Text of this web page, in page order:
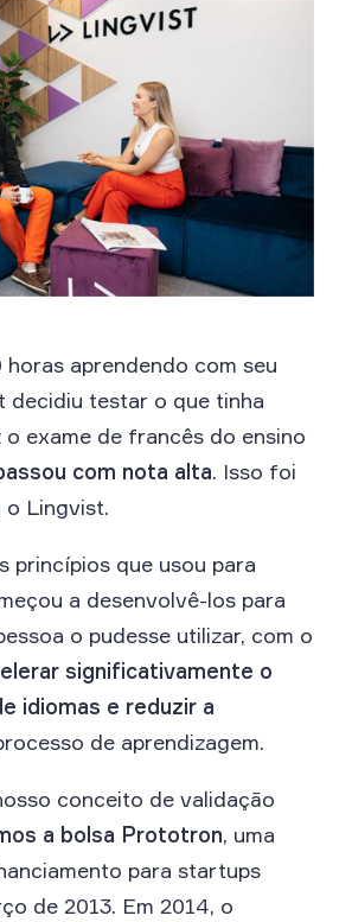
horas aprendendo com seu
decidiu testar o que tinha
exame de francês do ensino
com nota alta. Isso foi
o Lingvist.
princípios que usou para
a desenvolvê-los para
o pudesse utilizar, com o
significativamente o
idiomas e reduzir a
de aprendizagem.
conceito de validação
a bolsa Prototron, uma
para startups
de 2013. Em 2014, o